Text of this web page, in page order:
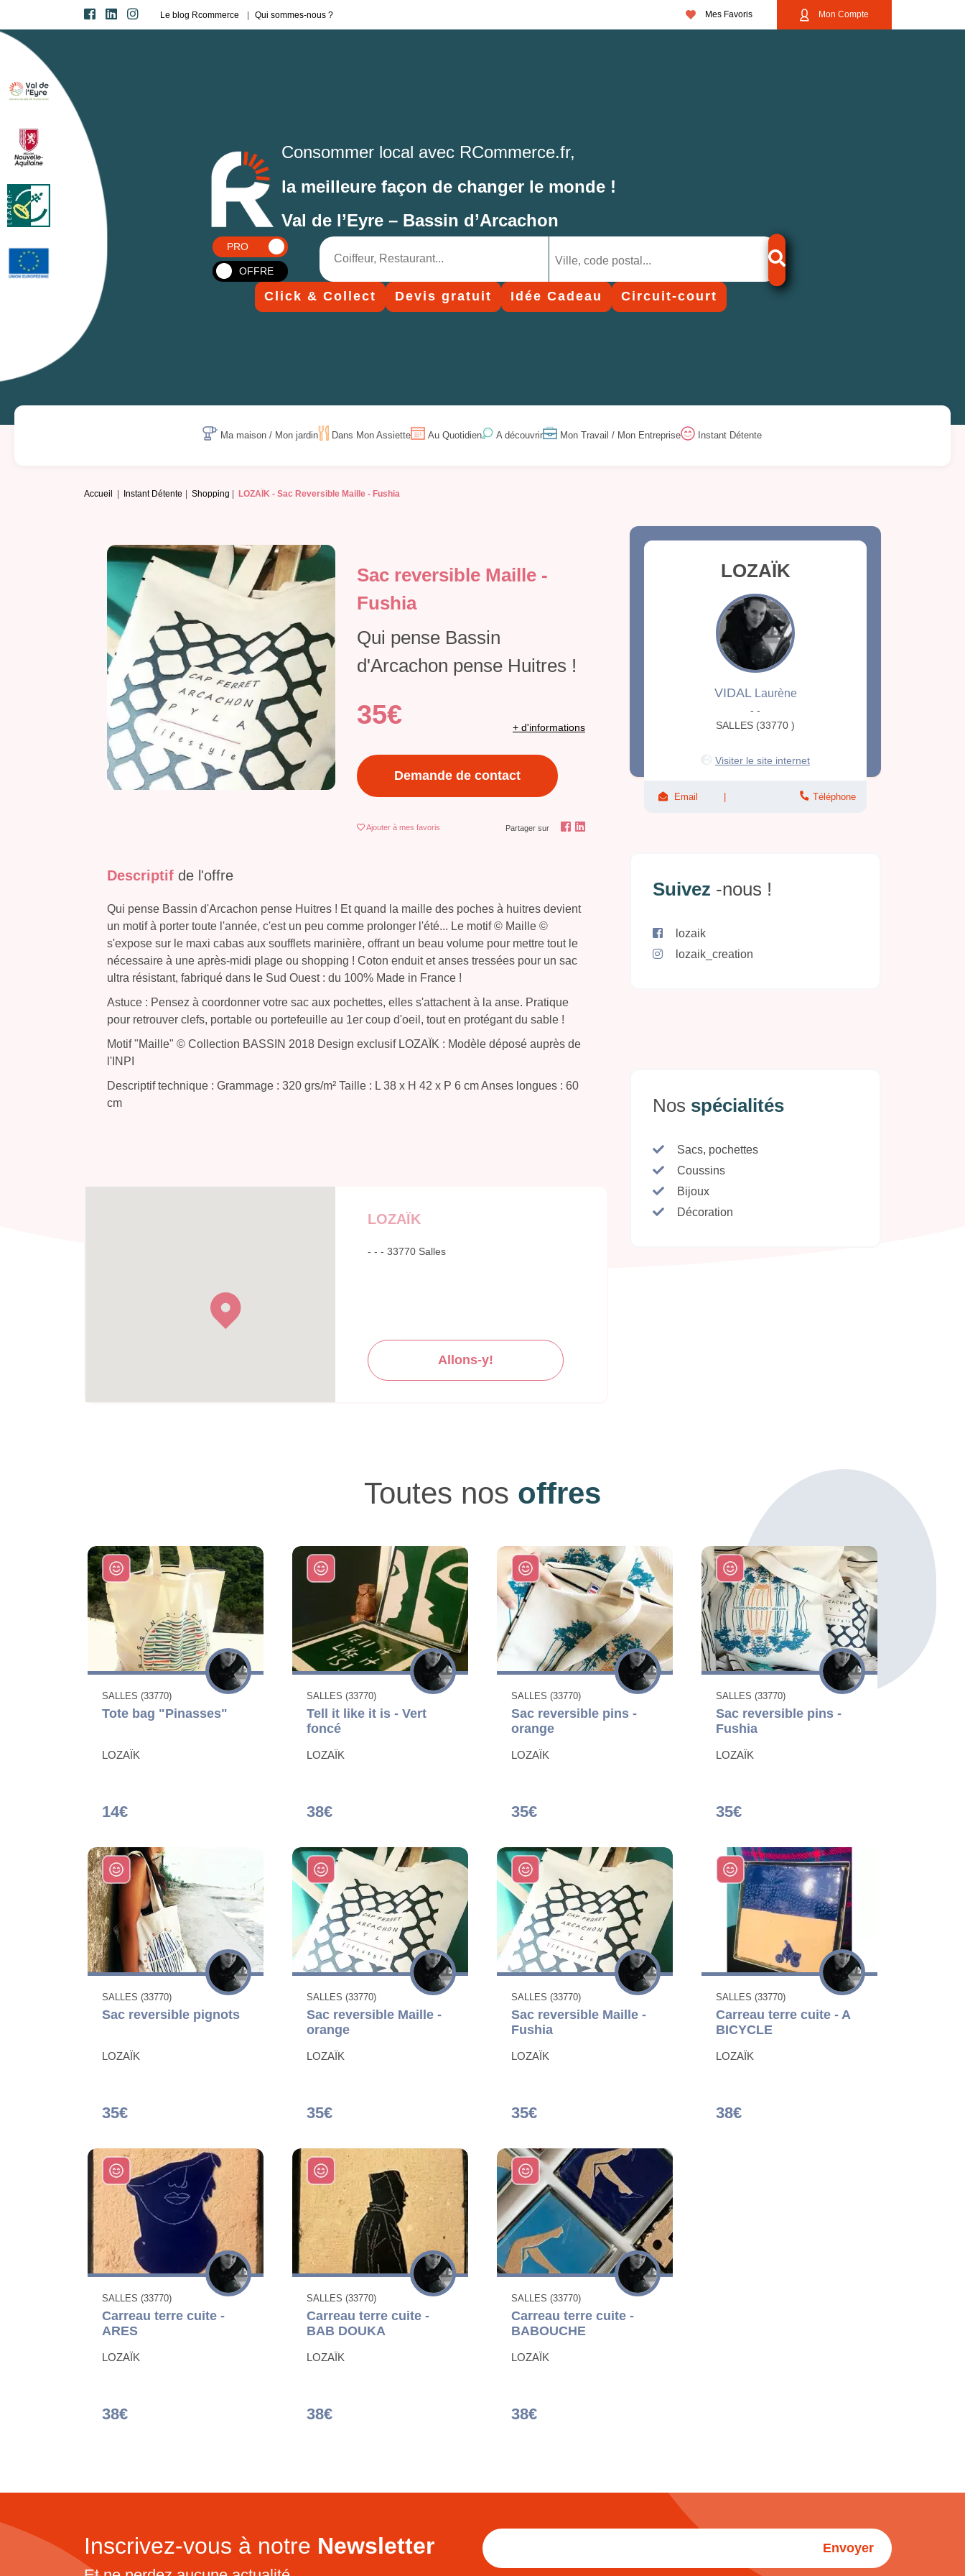
Le blog Rcommerce Qui sommes-nous ? Mes Favoris Mon Compte
Consommer local avec RCommerce.fr,
la meilleure façon de changer le monde !
Val de l’Eyre – Bassin d’Arcachon
PRO
OFFRE
Click & Collect Devis gratuit Idée Cadeau Circuit-court
Ma maison / Mon jardin Dans Mon Assiette Au Quotidien A découvrir Mon Travail / Mon Entreprise Instant Détente
Accueil Instant Détente Shopping LOZAÏK -Sac Reversible Maille - Fushia
Sac reversible Maille -
Fushia
Qui pense Bassin
d'Arcachon pense Huitres !
35€ + d'informations
Demande de contact
Ajouter à mes favoris Partager sur
Descriptif de l'offre
Qui pense Bassin d'Arcachon pense Huitres ! Et quand la maille des poches à huitres devient
un motif à porter toute l'année, c'est un peu comme prolonger l'été... Le motif © Maille ©
s'expose sur le maxi cabas aux soufflets marinière, offrant un beau volume pour mettre tout le
nécessaire à une après-midi plage ou shopping ! Coton enduit et anses tressées pour un sac
ultra résistant, fabriqué dans le Sud Ouest : du 100% Made in France !
Astuce : Pensez à coordonner votre sac aux pochettes, elles s'attachent à la anse. Pratique
pour retrouver clefs, portable ou portefeuille au 1er coup d'oeil, tout en protégant du sable !
Motif "Maille" © Collection BASSIN 2018 Design exclusif LOZAÏK : Modèle déposé auprès de
l'INPI
Descriptif technique : Grammage : 320 grs/m² Taille : L 38 x H 42 x P 6 cm Anses longues : 60
cm
LOZAÏK
- - - 33770 Salles
Allons-y!
LOZAÏK
VIDAL Laurène
- -
SALLES (33770 )
Visiter le site internet
Email Téléphone
Suivez -nous !
lozaik
lozaik_creation
Nos spécialités
Sacs, pochettes
Coussins
Bijoux
Décoration
Toutes nos offres
SALLES (33770)
Tote bag "Pinasses"
LOZAÏK
14€
SALLES (33770)
Tell it like it is - Vert
foncé
LOZAÏK
38€
SALLES (33770)
Sac reversible pins -
orange
LOZAÏK
35€
SALLES (33770)
Sac reversible pins -
Fushia
LOZAÏK
35€
SALLES (33770)
Sac reversible pignots
LOZAÏK
35€
SALLES (33770)
Sac reversible Maille -
orange
LOZAÏK
35€
SALLES (33770)
Sac reversible Maille -
Fushia
LOZAÏK
35€
SALLES (33770)
Carreau terre cuite - A
BICYCLE
LOZAÏK
38€
SALLES (33770)
Carreau terre cuite -
ARES
LOZAÏK
38€
SALLES (33770)
Carreau terre cuite -
BAB DOUKA
LOZAÏK
38€
SALLES (33770)
Carreau terre cuite -
BABOUCHE
LOZAÏK
38€
Inscrivez-vous à notre Newsletter Envoyer